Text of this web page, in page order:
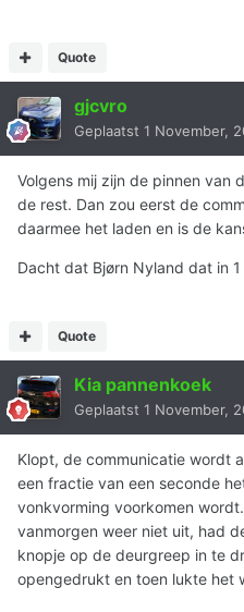
Quote
gjcvro
Geplaatst 1 November,
Volgens mij zijn de pinnen van
de rest. Dan zou eerst de
daarmee het laden en is de
Dacht dat Bjørn Nyland dat in
Quote
Kia pannenkoek
Geplaatst 1 November,
Klopt, de communicatie wordt
een fractie van een seconde
vonkvorming voorkomen
vanmorgen weer niet uit, had
knopje op de deurgreep in te
opengedrukt en toen lukte het